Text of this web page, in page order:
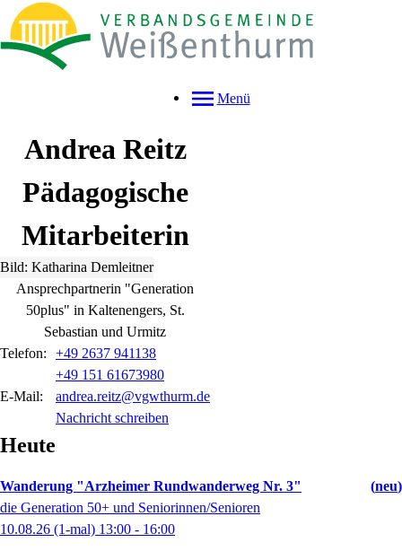
Menü
Andrea Reitz
Pädagogische
Mitarbeiterin
Bild: Katharina Demleitner
Ansprechpartnerin "Generation
50plus" in Kaltenengers, St.
Sebastian und Urmitz
Telefon:
+49 2637 941138
+49 151 61673980
E-Mail:
andrea.reitz@vgwthurm.de
Nachricht schreiben
Heute
Wanderung "Arzheimer Rundwanderweg Nr. 3"
neu
die Generation 50+ und Seniorinnen/Senioren
10.08.26 (1-mal) 13:00 - 16:00